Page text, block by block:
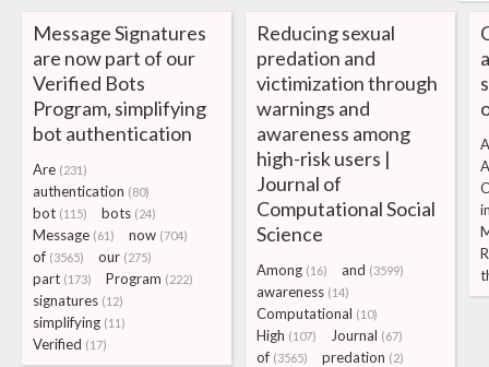
Message Signatures
are now part of our
Verified Bots
Program, simplifying
bot authentication
Are (231)
authentication (80)
bot (115) bots (24)
Message (61) now (704)
of (3565) our (275)
part (173) Program (222)
signatures (12)
simplifying (11)
Verified (17)
Reducing sexual
predation and
victimization through
warnings and
awareness among
high-risk users |
Journal of
Computational Social
Science
Among (16) and (3599)
awareness (14)
Computational (10)
High (107) Journal (67)
of (3565) predation (2)